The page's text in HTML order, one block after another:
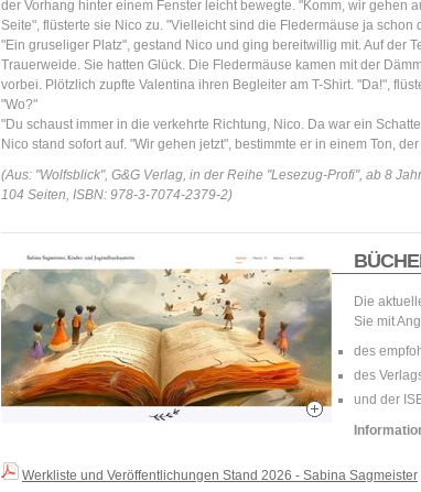
der Vorhang hinter einem Fenster leicht bewegte. "Komm, wir gehen
Seite", ­flüsterte sie Nico zu. "Vielleicht sind die Fledermäuse ja schon
"Ein gruseliger Platz", gestand Nico und ging bereitwillig mit. Auf der
Trauerweide. Sie hatten Glück. Die Fledermäuse kamen mit der
vorbei. Plötzlich zupfte Valentina ihren Begleiter am T-Shirt. "Da!",
"Wo?"
"Du schaust immer in die verkehrte Richtung, Nico. Da war ein
Nico stand sofort auf. "Wir gehen jetzt", bestimmte er in einem Ton,
(Aus: "Wolfsblick", G&G Verlag, in der Reihe "Lesezug-Profi", ab 8
104 Seiten, ISBN: 978-3-7074-2379-2)
Die
Sie mit
des
des
und der
Werkliste und Veröffentlichungen Stand 2026 - Sabina Sagmeister